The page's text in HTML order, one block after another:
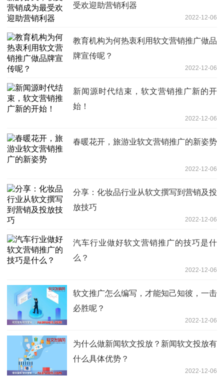
受欢迎助营销利器
2022-12-06
教育机构为何热衷利用软文营销推广做品
牌宣传呢？
2022-12-06
新闻源时代结束，软文营销推广新的开
始！
2022-12-06
春暖花开，旅游业软文营销推广的新姿势
2022-12-06
分享：化妆品行业从软文撰写到营销及投
放技巧
2022-12-06
汽车行业做好软文营销推广的技巧是什
么？
2022-12-06
软文推广怎么编写，才能知己知彼，一击
必胜呢？
2022-12-06
为什么做新闻软文投放？新闻软文投放有
什么具体优势？
2022-12-06